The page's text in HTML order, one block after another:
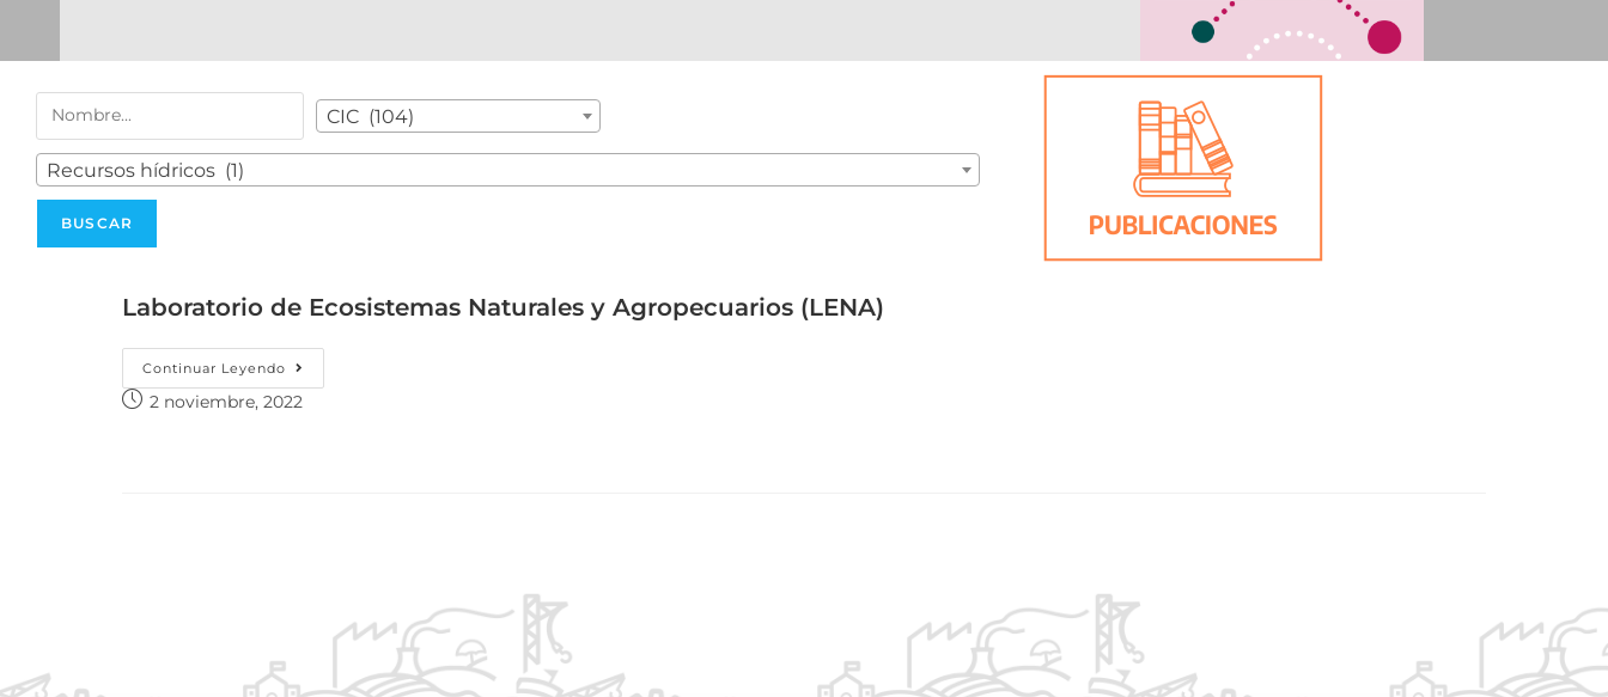
CIC (104)
Recursos hídricos (1)
Laboratorio de Ecosistemas Naturales y Agropecuarios (LENA)
Continuar Leyendo
2 noviembre, 2022